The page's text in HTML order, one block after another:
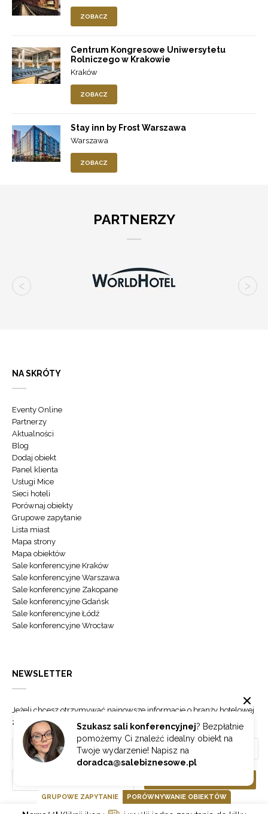
ZOBACZ
Centrum Kongresowe Uniwersytetu
Rolniczego w Krakowie
Kraków
ZOBACZ
Stay inn by Frost Warszawa
Warszawa
ZOBACZ
PARTNERZY
Szukasz sali konferencyjnej? Bezpłatnie
pomożemy Ci znaleźć idealny obiekt na
Twoje wydarzenie! Napisz na
doradca@salebiznesowe.pl
NA SKRÓTY
Eventy Online
Partnerzy
Aktualności
Blog
Dodaj obiekt
Panel klienta
Usługi Mice
Sieci hoteli
Porównaj obiekty
Grupowe zapytanie
Lista miast
Mapa strony
Mapa obiektów
Sale konferencyjne Kraków
Sale konferencyjne Warszawa
Sale konferencyjne Zakopane
Sale konferencyjne Gdańsk
Sale konferencyjne Łódź
Sale konferencyjne Wrocław
NEWSLETTER
Jeżeli chcesz otrzymywać najnowsze informacje o branży hotelowej
zapisz się do naszego newslettera.
GRUPOWE ZAPYTANIE PORÓWNYWANIE OBIEKTÓW